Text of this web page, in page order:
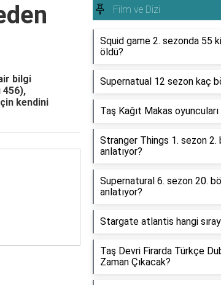
bilgi
456),
kendini
Film ve Dizi
Squid game 2. sezonda 55
öldü?
Supernatual 12 sezon kaç
Taş Kağıt Makas
Stranger Things 1. sezon 2.
anlatıyor?
Supernatural 6. sezon 20.
anlatıyor?
Stargate atlantis hangi
Taş Devri Firarda Türkçe
Zaman Çıkacak?